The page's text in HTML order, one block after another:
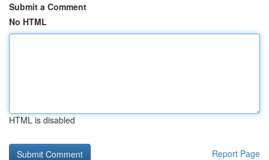
Submit a Comment
No HTML
HTML is disabled
Report Page